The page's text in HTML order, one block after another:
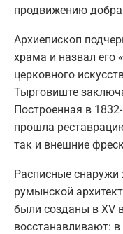
продвижению
Архиепископ
храма и назвал его
церковного
Тырговиште
Построенная в
прошла
так и внешние
Расписные
румынской
были созданы в XV
восстанавливают: